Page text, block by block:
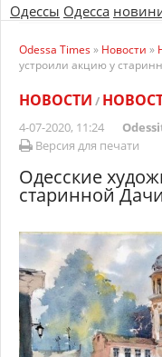
Одессы Одесса
Odessa Times» Новости »
устроили акцию у
НОВОСТИ /
4-07-2020, 11:24
Версия для печати
Одесские
старинной